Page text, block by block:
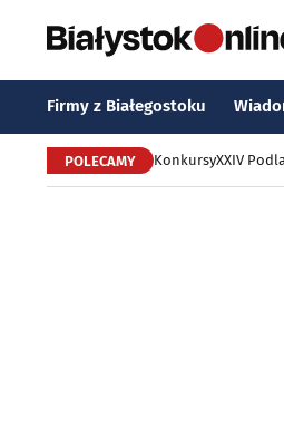
Firmy z Białegostoku
POLECAMY KonkursyXXIV